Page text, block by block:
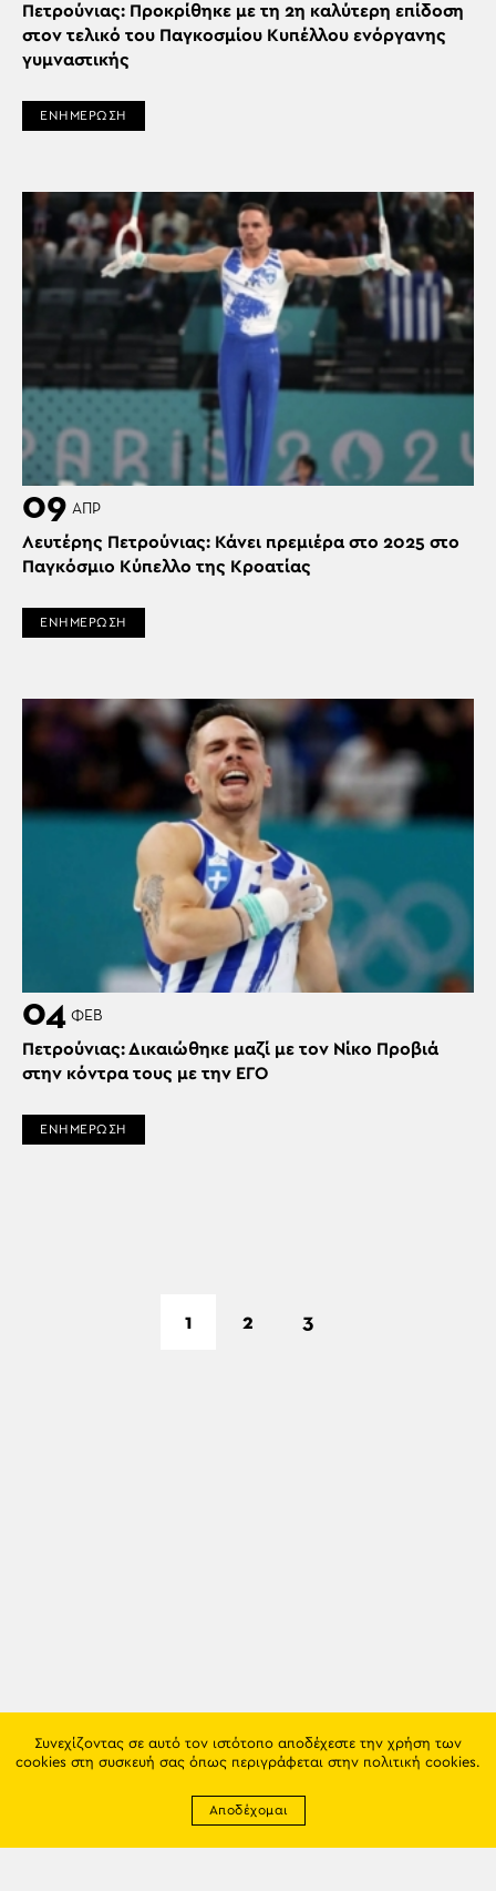
Πετρούνιας: Προκρίθηκε με τη 2η καλύτερη επίδοση
στον τελικό του Παγκοσμίου Κυπέλλου ενόργανης
γυμναστικής
ΕΝΗΜΕΡΩΣΗ
09 ΑΠΡ
Λευτέρης Πετρούνιας: Κάνει πρεμιέρα στο 2025 στο
Παγκόσμιο Κύπελλο της Κροατίας
ΕΝΗΜΕΡΩΣΗ
04 ΦΕΒ
Πετρούνιας: Δικαιώθηκε μαζί με τον Νίκο Προβιά
στην κόντρα τους με την ΕΓΟ
ΕΝΗΜΕΡΩΣΗ
1 2 3
Συνεχίζοντας σε αυτό τον ιστότοπο αποδέχεστε την χρήση των
cookies στη συσκευή σας όπως περιγράφεται στην πολιτική cookies.
Αποδέχομαι